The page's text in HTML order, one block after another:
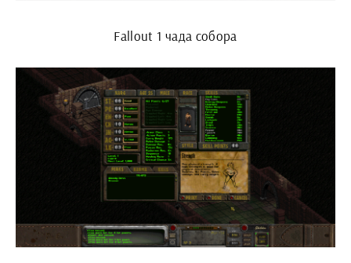
Fallout 1 чада собора